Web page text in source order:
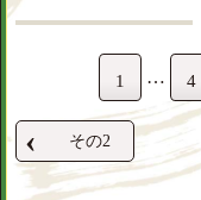
1 … 4
‹ その2